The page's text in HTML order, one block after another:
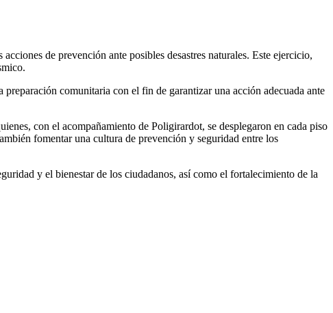
de prevención ante posibles desastres naturales. Este ejercicio,
comunitaria con el fin de garantizar una acción adecuada ante
con el acompañamiento de Poligirardot, se desplegaron en cada piso
fomentar una cultura de prevención y seguridad entre los
y el bienestar de los ciudadanos, así como el fortalecimiento de la